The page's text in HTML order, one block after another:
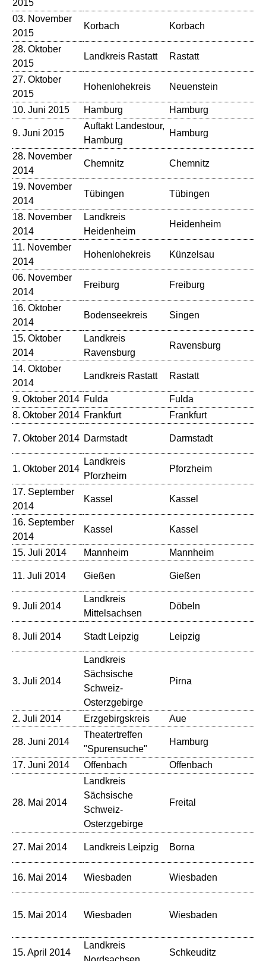
2015
03. November
2015
Korbach Korbach
28. Oktober
2015
Landkreis Rastatt Rastatt
27. Oktober
2015
Hohenlohekreis Neuenstein
10. Juni 2015 Hamburg Hamburg
9. Juni 2015
Auftakt Landestour,
Hamburg
Hamburg
28. November
2014
Chemnitz Chemnitz
19. November
2014
Tübingen Tübingen
18. November
2014
Landkreis
Heidenheim
Heidenheim
11. November
2014
Hohenlohekreis Künzelsau
06. November
2014
Freiburg Freiburg
16. Oktober
2014
Bodenseekreis Singen
15. Oktober
2014
Landkreis
Ravensburg
Ravensburg
14. Oktober
2014
Landkreis Rastatt Rastatt
9. Oktober 2014 Fulda Fulda
8. Oktober 2014 Frankfurt Frankfurt
7. Oktober 2014 Darmstadt Darmstadt
1. Oktober 2014
Landkreis
Pforzheim
Pforzheim
17. September
2014
Kassel Kassel
16. September
2014
Kassel Kassel
15. Juli 2014 Mannheim Mannheim
11. Juli 2014 Gießen Gießen
9. Juli 2014
Landkreis
Mittelsachsen
Döbeln
8. Juli 2014 Stadt Leipzig Leipzig
3. Juli 2014
Landkreis
Sächsische
Schweiz-
Osterzgebirge
Pirna
2. Juli 2014 Erzgebirgskreis Aue
28. Juni 2014
Theatertreffen
"Spurensuche"
Hamburg
17. Juni 2014 Offenbach Offenbach
28. Mai 2014
Landkreis
Sächsische
Schweiz-
Osterzgebirge
Freital
27. Mai 2014 Landkreis Leipzig Borna
16. Mai 2014 Wiesbaden Wiesbaden
15. Mai 2014 Wiesbaden Wiesbaden
15. April 2014
Landkreis
Schkeuditz